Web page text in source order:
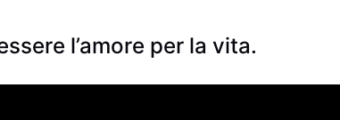
l’amore per la vita.